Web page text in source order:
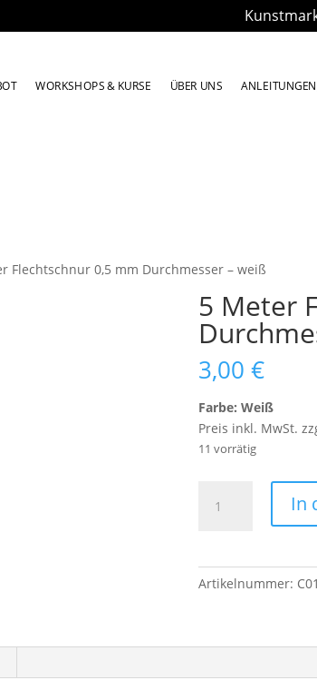
WORKSHOPS & KURSE ÜBER UNS
Flechtschnur 0,5 mm Durchmesser – weiß
5 Meter
3,00 €
Farbe: Weiß
Preis inkl. MwSt.
11 vorrätig
Meter
mm
In
Artikelnummer: C01